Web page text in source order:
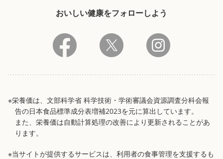
おいしい健康をフォローしよう
※栄養価は、文部科学省 科学技術・学術審議会資源調査分科会報
告の日本食品標準成分表増補2023を元に算出しています。
また、栄養価は自動計算処理の改善により更新されることがあ
ります。
※当サイトが提供するサービスは、利用者の食事管理を支援するも